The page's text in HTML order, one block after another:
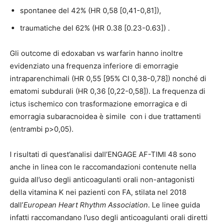
spontanee del 42% (HR 0,58 [0,41-0,81]),
traumatiche del 62% (HR 0.38 [0.23-0.63]) .
Gli outcome di edoxaban vs warfarin hanno inoltre
evidenziato una frequenza inferiore di emorragie
intraparenchimali (HR 0,55 [95% CI 0,38-0,78]) nonché di
ematomi subdurali (HR 0,36 [0,22-0,58]). La frequenza di
ictus ischemico con trasformazione emorragica e di
emorragia subaracnoidea è simile con i due trattamenti
(entrambi p>0,05).
I risultati di quest’analisi dall’ENGAGE AF-TIMI 48 sono
anche in linea con le raccomandazioni contenute nella
guida all’uso degli anticoagulanti orali non-antagonisti
della vitamina K nei pazienti con FA, stilata nel 2018
dall’European Heart Rhythm Association. Le linee guida
infatti raccomandano l’uso degli anticoagulanti orali diretti